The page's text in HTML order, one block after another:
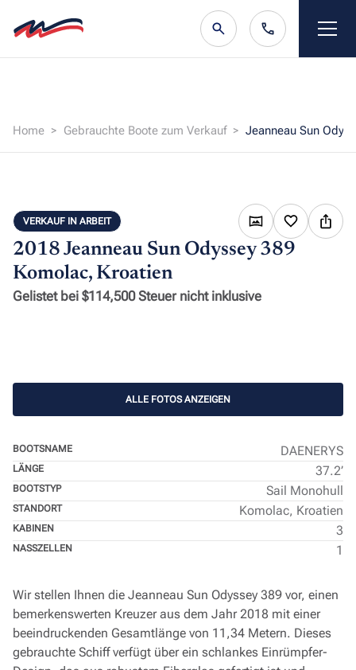
Home Gebrauchte Boote zum Verkauf Jeanneau Sun
VERKAUF IN ARBEIT
2018 Jeanneau Sun Odyssey 389
Komolac, Kroatien
Gelistet bei $114,500 Steuer nicht inklusive
ALLE FOTOS ANZEIGEN
BOOTSNAME DAENERYS
LÄNGE 37.2’
BOOTSTYP Sail Monohull
STANDORT Komolac, Kroatien
KABINEN 3
NASSZELLEN 1
Wir stellen Ihnen die Jeanneau Sun Odyssey 389 vor, einen
bemerkenswerten Kreuzer aus dem Jahr 2018 mit einer
beeindruckenden Gesamtlänge von 11,34 Metern. Dieses
gebrauchte Schiff verfügt über ein schlankes Einrümpfer-